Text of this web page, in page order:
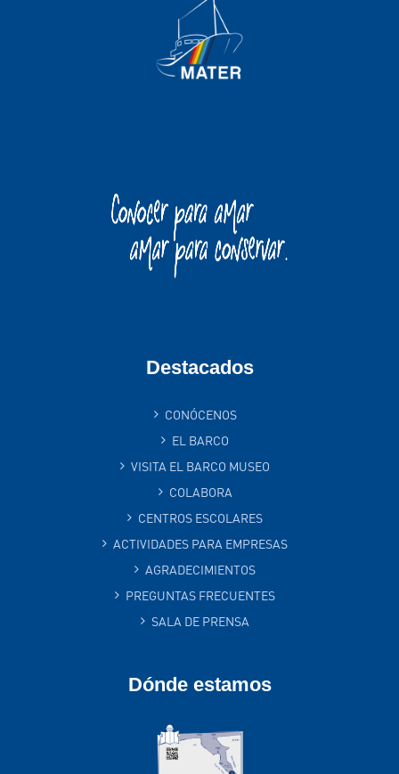
Destacados
CONÓCENOS
EL BARCO
VISITA EL BARCO MUSEO
COLABORA
CENTROS ESCOLARES
ACTIVIDADES PARA EMPRESAS
AGRADECIMIENTOS
PREGUNTAS FRECUENTES
SALA DE PRENSA
Dónde estamos